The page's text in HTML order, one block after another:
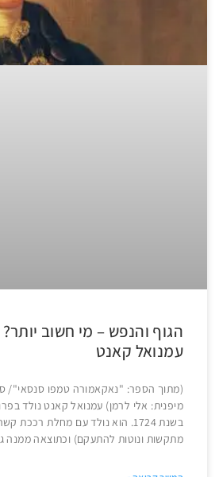
הגוף והנפש – מי חשוב יותר?
עמנואל קאנט
(מתוך הספר: "נאקאמורה טמפו סנסאי"/
מיפנית: אלי לרמן) עמנואל קאנט נולד
בשנת 1724. הוא נולד עם מחלת
מתקשות ונוטות להתעקם) וכתוצאה ממנה